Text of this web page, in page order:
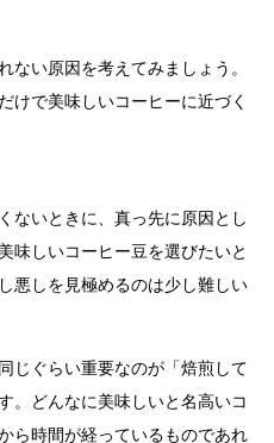
ない原因を考えてみましょう。
けで美味しいコーヒーに近づく
ないときに、真っ先に原因とし
味しいコーヒー豆を選びたいと
悪しを見極めるのは少し難しい
じぐらい重要なのが「焙煎して
。どんなに美味しいと名高いコ
ら時間が経っているものであれ